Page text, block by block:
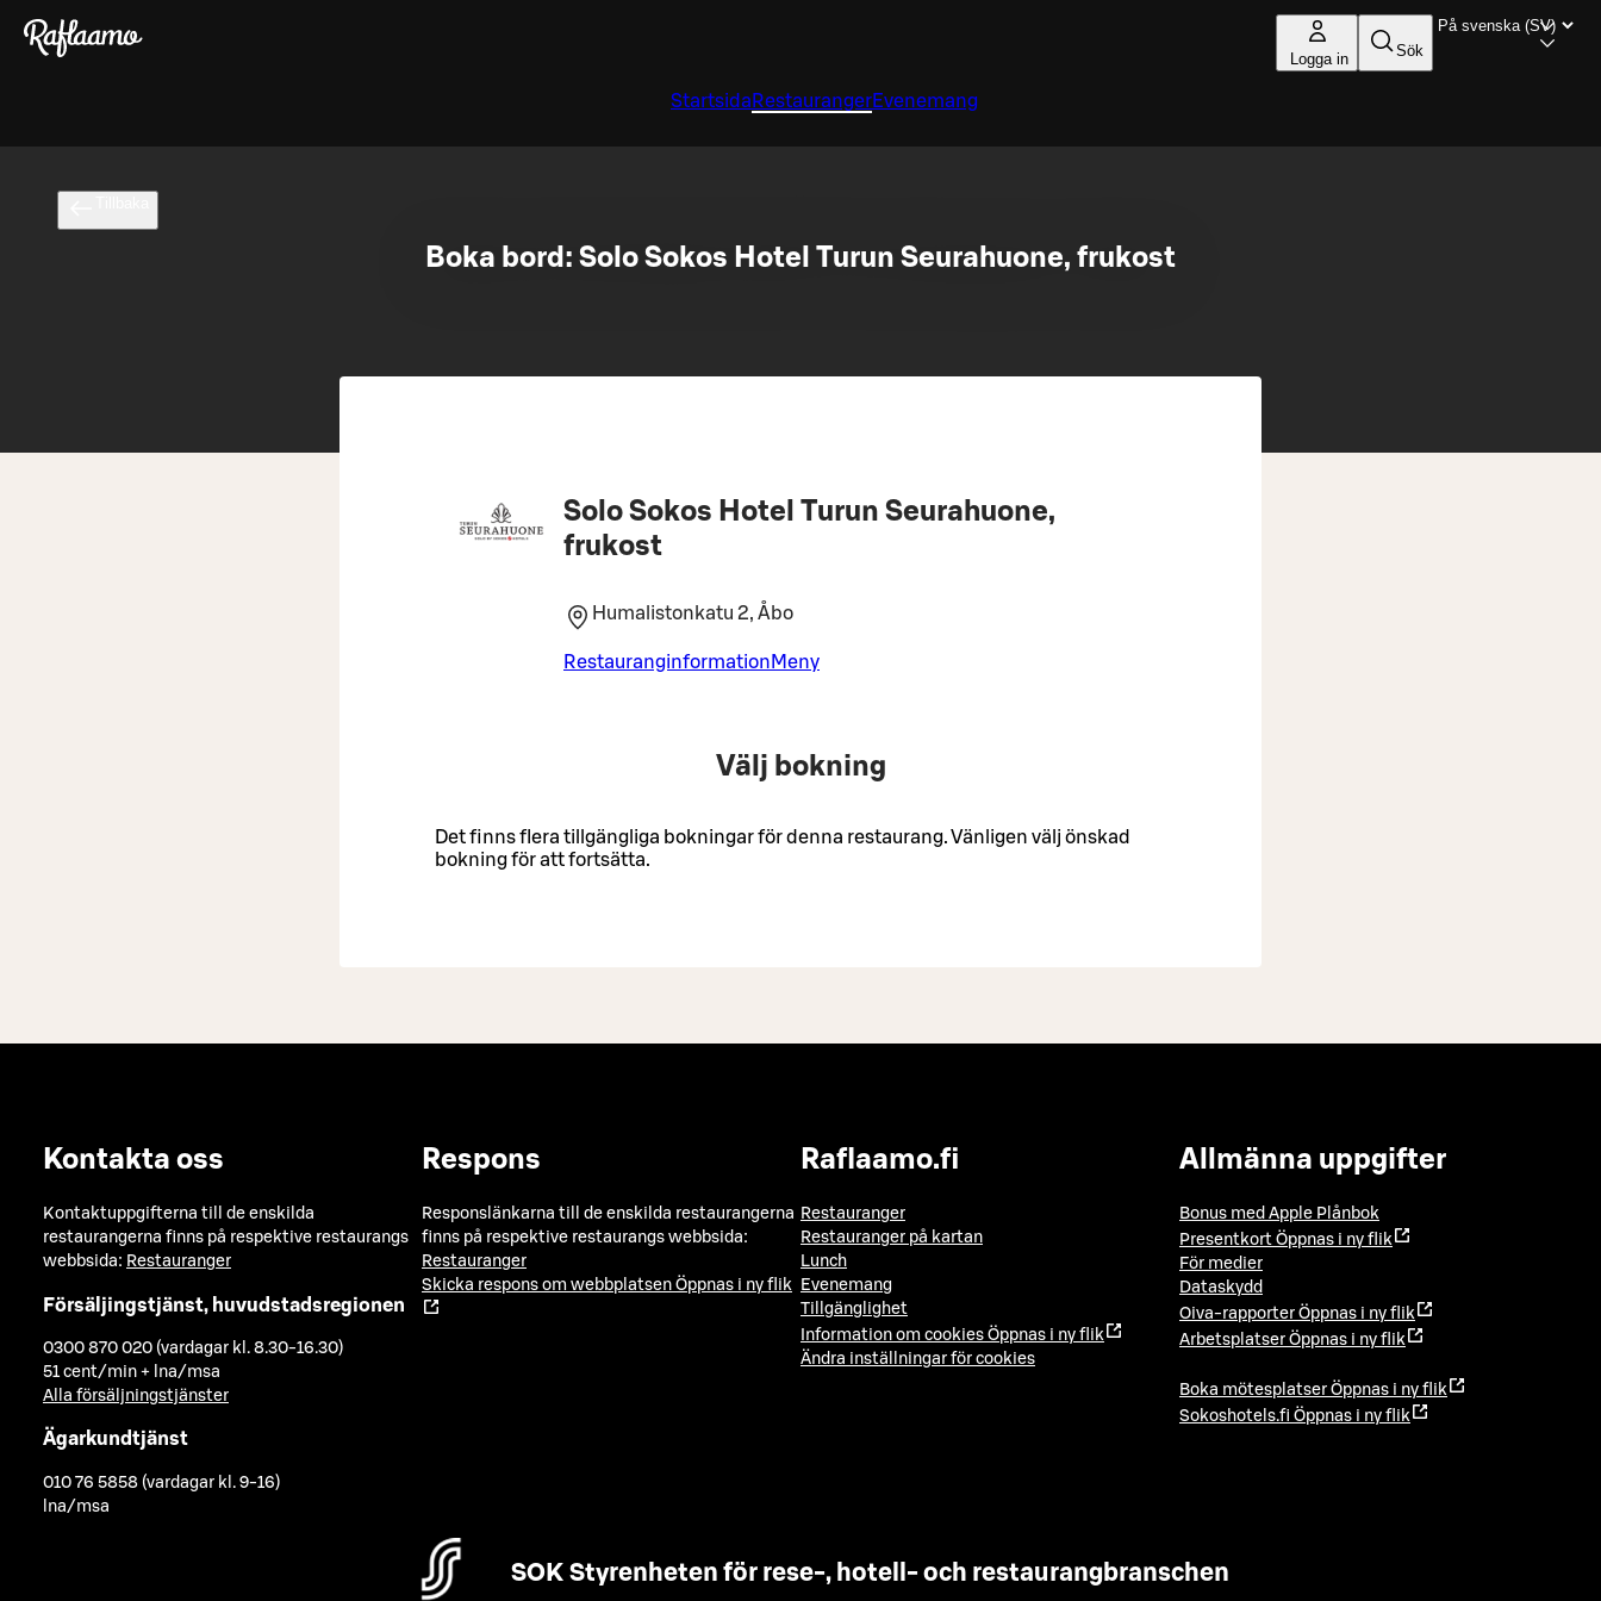
Gå till huvudinnehållet
Logga in Sök
Startsida RestaurangerEvenemang
Boka bord: Solo Sokos Hotel Turun Seurahuone, frukost
Solo Sokos Hotel Turun Seurahuone,
frukost
Humalistonkatu 2, Åbo
Restauranginformation Meny
Välj bokning
Det finns flera tillgängliga bokningar för denna restaurang. Vänligen välj önskad
bokning för att fortsätta.
Kontakta oss
Kontaktuppgifterna till de enskilda
restaurangerna finns på respektive restaurangs
webbsida: Restauranger
Försäljingstjänst, huvudstadsregionen
0300 870 020 (vardagar kl. 8.30-16.30)
51 cent/min + lna/msa
Alla försäljningstjänster
Ägarkundtjänst
010 76 5858 (vardagar kl. 9-16)
lna/msa
Respons
Responslänkarna till de enskilda restaurangerna
finns på respektive restaurangs webbsida:
Restauranger
Skicka respons om webbplatsen Öppnas i ny flik
Raflaamo.fi
Restauranger
Restauranger på kartan
Lunch
Evenemang
Tillgänglighet
Information om cookies Öppnas i ny flik
Ändra inställningar för cookies
Allmänna uppgifter
Bonus med Apple Plånbok
Presentkort Öppnas i ny flik
För medier
Dataskydd
Oiva-rapporter Öppnas i ny flik
Arbetsplatser Öppnas i ny flik
Boka mötesplatser Öppnas i ny flik
Sokoshotels.fi Öppnas i ny flik
SOK Styrenheten för rese-, hotell- och restaurangbranschen